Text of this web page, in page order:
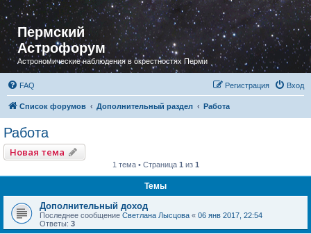
Пермский
Астрофорум
Астрономические наблюдения в окрестностях Перми
FAQ Вход
Регистрация
Список форумов Дополнительный раздел Работа
Работа
Новая тема
1 тема • Страница 1 из 1
Темы
Дополнительный доход
Последнее сообщение Светлана Лысцова « 06 янв 2017, 22:54
Ответы: 3